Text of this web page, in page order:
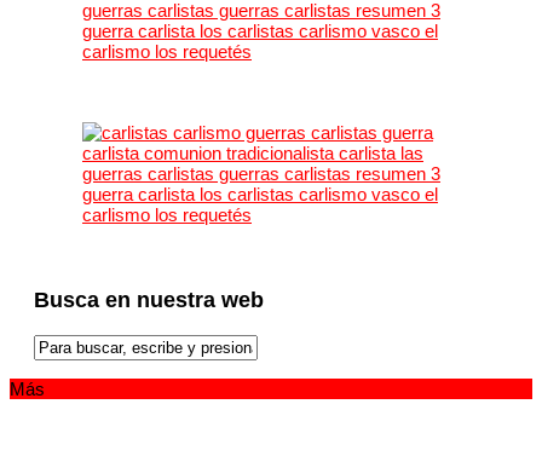
Busca en nuestra web
Más